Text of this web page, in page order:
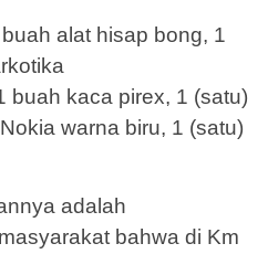
alat hisap bong, 1
buah kaca pirex, 1 (satu)
warna biru, 1 (satu)
adalah
bahwa di Km